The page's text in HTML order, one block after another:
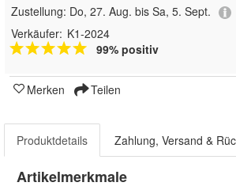
Zustellung: Do, 27. Aug. bis Sa, 5. Sept.
Verkäufer: K1-2024
99% positiv
Merken Teilen
Produktdetails Zahlung, Versand &
Artikelmerkmale